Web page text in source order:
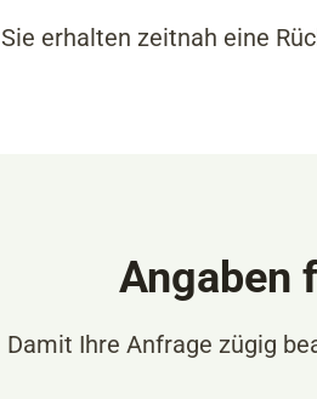
Sie erhalten zeitnah eine
Angaben
Damit Ihre Anfrage zügig